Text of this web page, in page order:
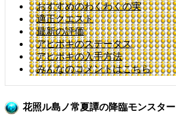
おすすめのわくわくの実
適正クエスト
最新の評価
アヒポキのステータス
アヒポキの入手方法
みんなのコメントはこちら
花照ル島ノ常夏譚の降臨モンスター